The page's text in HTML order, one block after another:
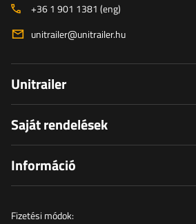
+36 1 901 1381 (eng)
unitrailer@unitrailer.hu
Unitrailer
Saját rendelések
Információ
Fizetési módok: